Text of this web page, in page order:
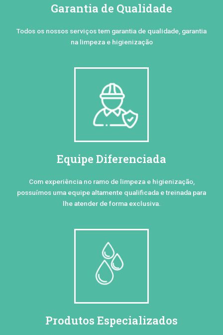
Garantia de Qualidade
Todos os nossos serviços tem garantia de qualidade, garantia
na limpeza e higienização
Equipe Diferenciada
Com experiência no ramo de limpeza e higienização,
possuímos uma equipe altamente qualificada e treinada para
lhe atender de forma exclusiva.
Produtos Especializados